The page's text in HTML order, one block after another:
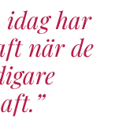
idag har
när de